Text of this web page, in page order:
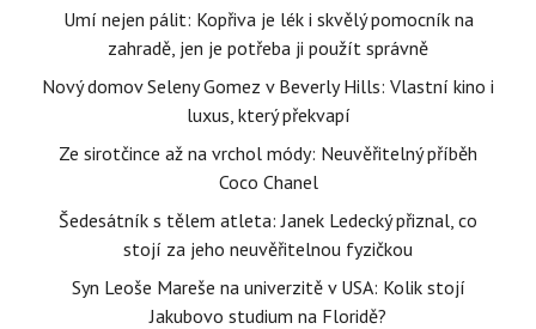
Umí nejen pálit: Kopřiva je lék i skvělý pomocník na
zahradě, jen je potřeba ji použít správně
Nový domov Seleny Gomez v Beverly Hills: Vlastní kino i
luxus, který překvapí
Ze sirotčince až na vrchol módy: Neuvěřitelný příběh
Coco Chanel
Šedesátník s tělem atleta: Janek Ledecký přiznal, co
stojí za jeho neuvěřitelnou fyzičkou
Syn Leoše Mareše na univerzitě v USA: Kolik stojí
Jakubovo studium na Floridě?